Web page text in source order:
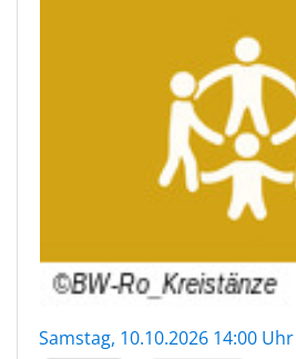
Samstag, 10.10.2026 14:00 Uhr